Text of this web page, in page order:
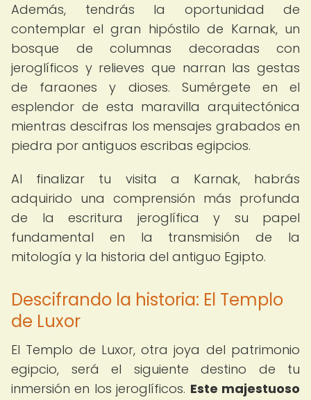
Además, tendrás la oportunidad de
contemplar el gran hipóstilo de Karnak, un
bosque de columnas decoradas con
jeroglíficos y relieves que narran las gestas
de faraones y dioses. Sumérgete en el
esplendor de esta maravilla arquitectónica
mientras descifras los mensajes grabados en
piedra por antiguos escribas egipcios.
Al finalizar tu visita a Karnak, habrás
adquirido una comprensión más profunda
de la escritura jeroglífica y su papel
fundamental en la transmisión de la
mitología y la historia del antiguo Egipto.
Descifrando la historia: El Templo
de Luxor
El Templo de Luxor, otra joya del patrimonio
egipcio, será el siguiente destino de tu
inmersión en los jeroglíficos. Este majestuoso